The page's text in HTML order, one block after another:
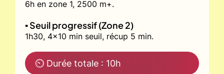
6h en zone 1, 2500 m+.
▪️ Seuil progressif (Zone 2)
1h30, 4x10 min seuil, récup 5 min.
⏲ Durée totale : 10h